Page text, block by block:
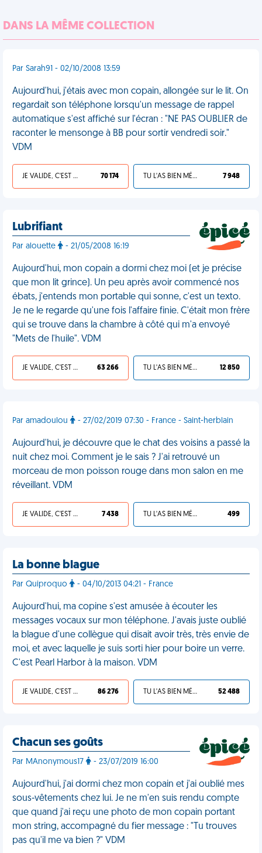
DANS LA MÊME COLLECTION
Par Sarah91 - 02/10/2008 13:59
Aujourd'hui, j'étais avec mon copain, allongée sur le lit. On
regardait son téléphone lorsqu'un message de rappel
automatique s'est affiché sur l'écran : "NE PAS OUBLIER de
raconter le mensonge à BB pour sortir vendredi soir."
VDM
JE VALIDE, C'EST UNE VDM 70 174 TU L'AS BIEN MÉRITÉ 7 948
Lubrifiant
Par alouette - 21/05/2008 16:19
Aujourd'hui, mon copain a dormi chez moi (et je précise
que mon lit grince). Un peu après avoir commencé nos
ébats, j'entends mon portable qui sonne, c'est un texto.
Je ne le regarde qu'une fois l'affaire finie. C'était mon frère
qui se trouve dans la chambre à côté qui m'a envoyé
"Mets de l'huile". VDM
JE VALIDE, C'EST UNE VDM 63 266 TU L'AS BIEN MÉRITÉ 12 850
Par amadoulou - 27/02/2019 07:30 - France - Saint-herblain
Aujourd'hui, je découvre que le chat des voisins a passé la
nuit chez moi. Comment je le sais ? J'ai retrouvé un
morceau de mon poisson rouge dans mon salon en me
réveillant. VDM
JE VALIDE, C'EST UNE VDM 7 438 TU L'AS BIEN MÉRITÉ 499
La bonne blague
Par Quiproquo - 04/10/2013 04:21 - France
Aujourd'hui, ma copine s'est amusée à écouter les
messages vocaux sur mon téléphone. J'avais juste oublié
la blague d'une collègue qui disait avoir très, très envie de
moi, et avec laquelle je suis sorti hier pour boire un verre.
C'est Pearl Harbor à la maison. VDM
JE VALIDE, C'EST UNE VDM 86 276 TU L'AS BIEN MÉRITÉ 52 488
Chacun ses goûts
Par MAnonymous17 - 23/07/2019 16:00
Aujourd'hui, j'ai dormi chez mon copain et j'ai oublié mes
sous-vêtements chez lui. Je ne m'en suis rendu compte
que quand j'ai reçu une photo de mon copain portant
mon string, accompagné du fier message : "Tu trouves
pas qu'il me va bien ?" VDM